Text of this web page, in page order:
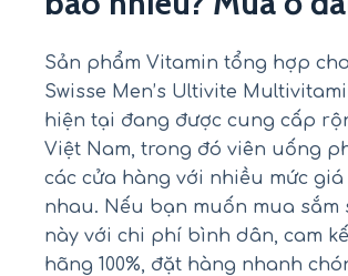
Sản phẩm Vitamin tổng hợp
Swisse Men’s Ultivite
hiện tại đang được cung cấp
Việt Nam, trong đó viên uống
các cửa hàng với nhiều mức giá
nhau. Nếu bạn muốn mua sắm
này với chi phí bình dân, cam
hãng 100%, đặt hàng nhanh